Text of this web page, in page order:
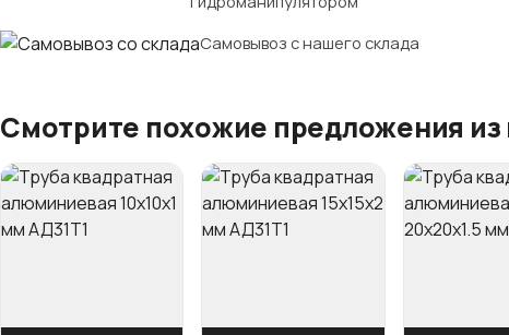
Самовывоз с нашего склада
Смотрите похожие предложения из